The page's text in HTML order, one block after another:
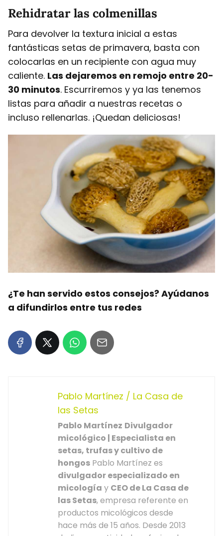
Rehidratar las colmenillas
Para devolver la textura inicial a estas
fantásticas setas de primavera, basta con
colocarlas en un recipiente con agua muy
caliente. Las dejaremos en remojo entre 20-
30 minutos. Escurriremos y ya las tenemos
listas para añadir a nuestras recetas o
incluso rellenarlas. ¡Quedan deliciosas!
¿Te han servido estos consejos? Ayúdanos
a difundirlos entre tus redes
Pablo Martínez / La Casa de
las Setas
Pablo Martínez Divulgador
micológico | Especialista en
setas, trufas y cultivo de
hongos Pablo Martínez es
divulgador especializado en
micología y CEO de La Casa de
las Setas, empresa referente en
productos micológicos desde
hace más de 15 años. Desde 2013